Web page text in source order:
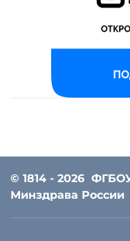
© 1814 - 2026
Минздрава России